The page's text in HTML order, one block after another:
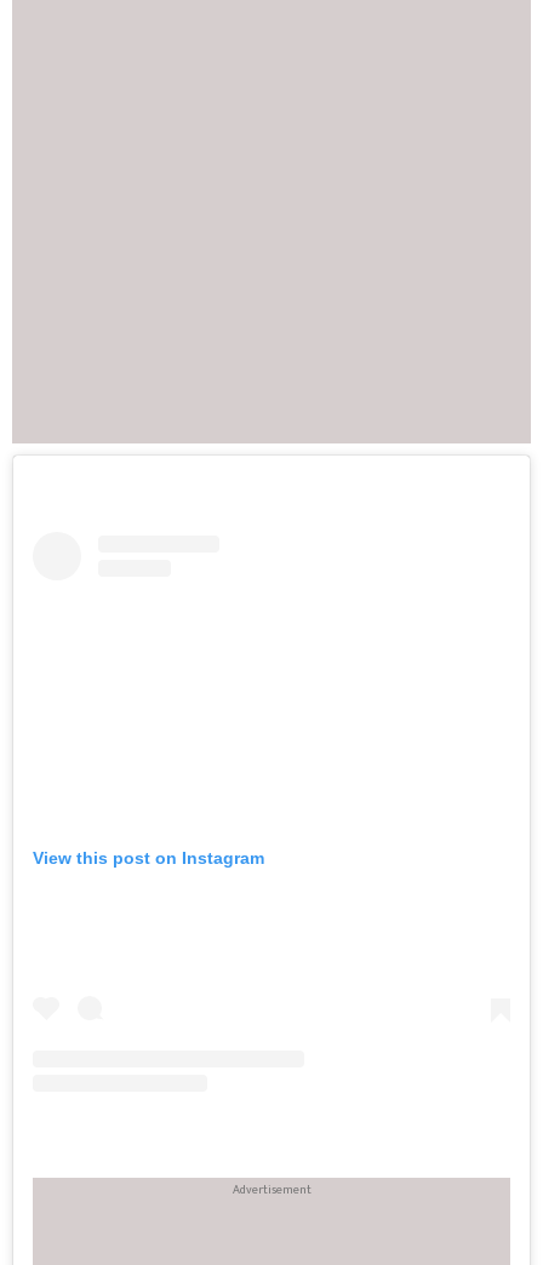
View this post on Instagram